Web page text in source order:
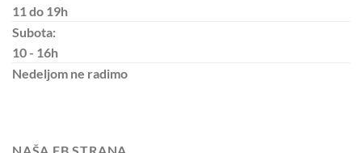
11 do 19h
Subota:
10 - 16h
Nedeljom ne radimo